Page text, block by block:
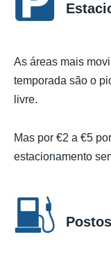
As áreas mais
temporada são o
livre.
Mas por €2 a €5
estacionamento